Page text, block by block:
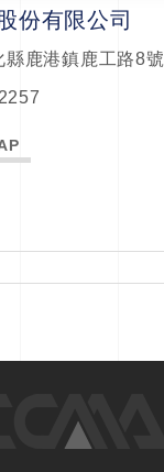
份有限公司
縣鹿港鎮鹿工路8號